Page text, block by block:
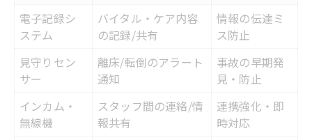
電子記録シ
ステム
バイタル・ケア内容
の記録/共有
情報の伝達ミ
ス防止
見守りセン
サー
離床/転倒のアラート
通知
事故の早期発
見・防止
インカム・
無線機
スタッフ間の連絡/情
報共有
連携強化・即
時対応